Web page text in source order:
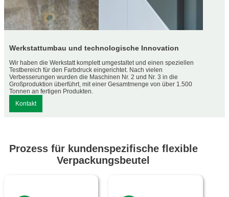
Werkstattumbau und technologische Innovation
Wir haben die Werkstatt komplett umgestaltet und einen speziellen
Testbereich für den Farbdruck eingerichtet. Nach vielen
Verbesserungen wurden die Maschinen Nr. 2 und Nr. 3 in die
Großproduktion überführt, mit einer Gesamtmenge von über 1.500
Tonnen an fertigen Produkten.
Kontakt
Prozess für kundenspezifische flexible
Verpackungsbeutel